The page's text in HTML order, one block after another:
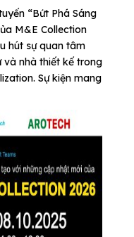
“Bứt Phá Sáng
M&E Collection
hút sự quan tâm
và nhà thiết kế trong
Sự kiện mang